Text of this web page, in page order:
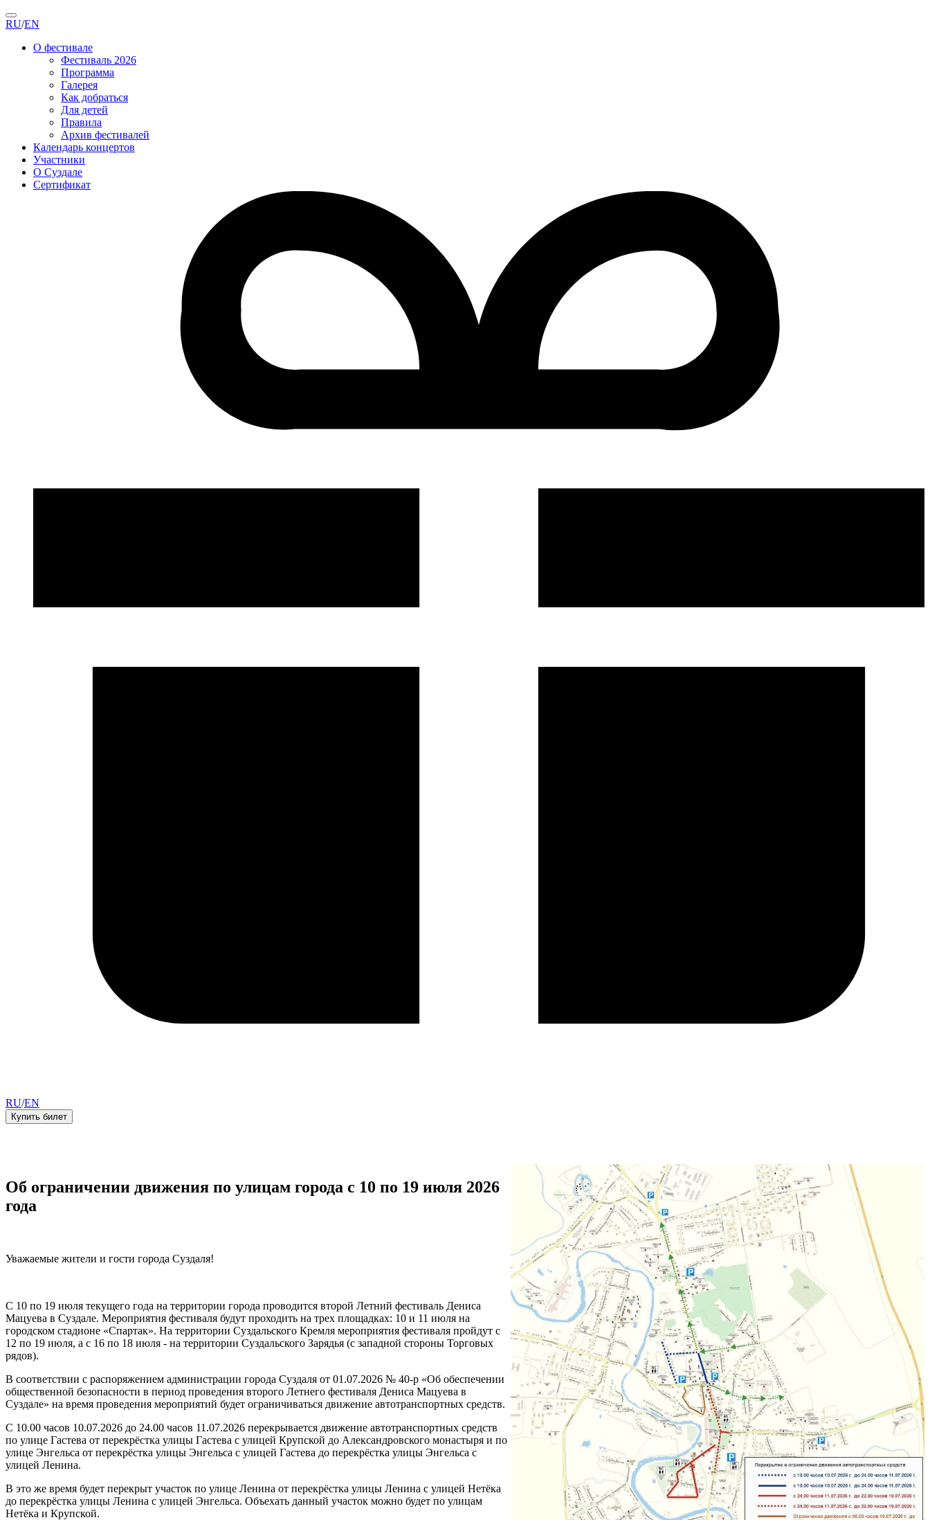
RU/EN
О фестивале
Фестиваль 2026
Программа
Галерея
Как добраться
Для детей
Правила
Архив фестивалей
Календарь концертов
Участники
О Суздале
Сертификат
RU/EN
Купить билет
Об ограничении движения по улицам города с 10 по 19 июля 2026
года
Уважаемые жители и гости города Суздаля!
С 10 по 19 июля текущего года на территории города проводится второй Летний фестиваль Дениса
Мацуева в Суздале. Мероприятия фестиваля будут проходить на трех площадках: 10 и 11 июля на
городском стадионе «Спартак». На территории Суздальского Кремля мероприятия фестиваля пройдут с
12 по 19 июля, а с 16 по 18 июля - на территории Суздальского Зарядья (с западной стороны Торговых
рядов).
В соответствии с распоряжением администрации города Суздаля от 01.07.2026 № 40-р «Об обеспечении
общественной безопасности в период проведения второго Летнего фестиваля Дениса Мацуева в
Суздале» на время проведения мероприятий будет ограничиваться движение автотранспортных средств.
С 10.00 часов 10.07.2026 до 24.00 часов 11.07.2026 перекрывается движение автотранспортных средств
по улице Гастева от перекрёстка улицы Гастева с улицей Крупской до Александровского монастыря и по
улице Энгельса от перекрёстка улицы Энгельса с улицей Гастева до перекрёстка улицы Энгельса с
улицей Ленина.
В это же время будет перекрыт участок по улице Ленина от перекрёстка улицы Ленина с улицей Нетёка
до перекрёстка улицы Ленина с улицей Энгельса. Объехать данный участок можно будет по улицам
Нетёка и Крупской.